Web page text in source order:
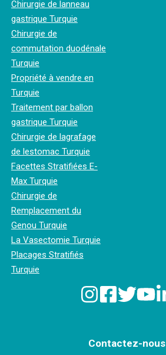
Chirurgie de lanneau
gastrique Turquie
Chirurgie de
commutation duodénale
Turquie
Propriété à vendre en
Turquie
Traitement par ballon
gastrique Turquie
Chirurgie de lagrafage
de lestomac Turquie
Facettes Stratifiées E-
Max Turquie
Chirurgie de
Remplacement du
Genou Turquie
La Vasectomie Turquie
Placages Stratifiés
Turquie
Contactez-nous